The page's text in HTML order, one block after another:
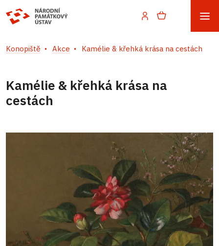
Konopiště Akce Kamélie & křehká krása na cestách
Kamélie & křehká krása na
cestách